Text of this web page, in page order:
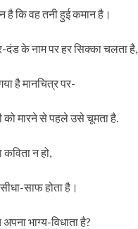
है कि वह तनी हुई कमान है।
दंड के नाम पर हर सिक्का चलता है,
है मानचित्र पर-
को मारने से पहले उसे चूमता है.
न हो,
साफ होता है।
भाग्य-विधाता है?